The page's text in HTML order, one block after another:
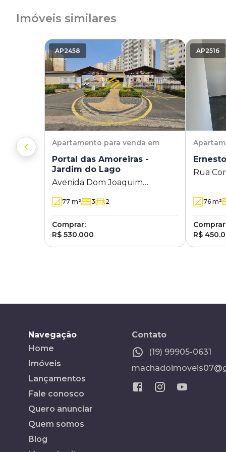
Imóveis similares
AP2458
Apartamento para venda em
Portal das Amoreiras -
Jardim do Lago
Avenida Dom Joaquim
Jardim do Lago - Campinas - SP
77 m² 3 2
Comprar:
R$ 530.000
AP2516
Rua
76 m²
R$
Navegação
Home
Imóveis
Lançamentos
Fale conosco
Quero anunciar
Quem somos
Blog
Contato
(19) 99905-0631